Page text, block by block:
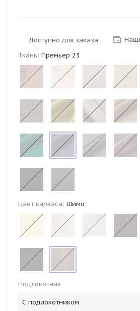
Доступно для заказа
Ткань: Премьер 23
Цвет каркаса: Шимо
Подлокотник
С подлокотником